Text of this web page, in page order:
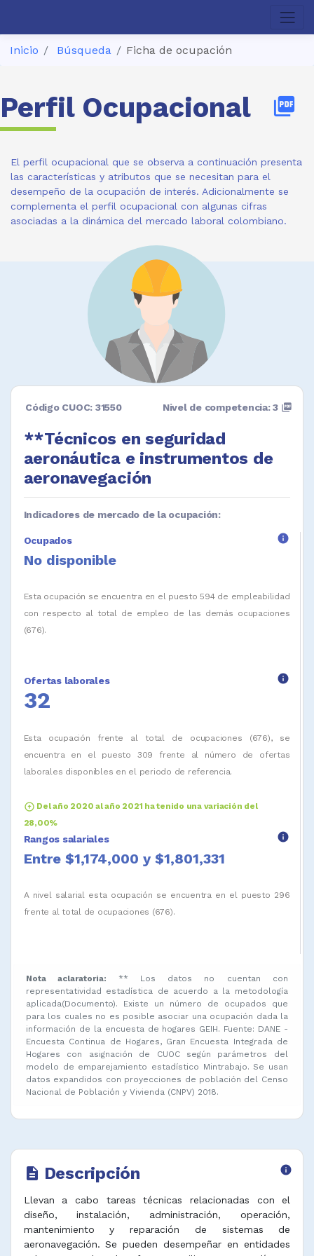
Inicio Búsqueda Ficha de ocupación
Perfil Ocupacional picture_as_pdf
El perfil ocupacional que se observa a continuación presenta
las características y atributos que se necesitan para el
desempeño de la ocupación de interés. Adicionalmente se
complementa el perfil ocupacional con algunas cifras
asociadas a la dinámica del mercado laboral colombiano.
Código CUOC: 31550
**Técnicos en seguridad
aeronáutica e instrumentos de
aeronavegación
Nivel de competencia: 3 picture_as_pdf
Indicadores de mercado de la ocupación:
Ocupados info
No disponible
Esta ocupación se encuentra en el puesto 594 de empleabilidad
con respecto al total de empleo de las demás ocupaciones
(676).
Ofertas laborales info
32
Esta ocupación frente al total de ocupaciones (676), se
encuentra en el puesto 309 frente al número de ofertas
laborales disponibles en el periodo de referencia.
arrow_circle_up Del año 2020 al año 2021 ha tenido una variación del
28,00%
Rangos salariales info
Entre $1,174,000 y $1,801,331
A nivel salarial esta ocupación se encuentra en el puesto 296
frente al total de ocupaciones (676).
Nota aclaratoria:
** Los datos no cuentan con
representatividad estadística de acuerdo a la metodología
aplicada(Documento). Existe un número de ocupados que
para los cuales no es posible asociar una ocupación dada la
información de la encuesta de hogares GEIH. Fuente: DANE -
Encuesta Continua de Hogares, Gran Encuesta Integrada de
Hogares con asignación de CUOC según parámetros del
modelo de emparejamiento estadístico Mintrabajo. Se usan
datos expandidos con proyecciones de población del Censo
Nacional de Población y Vivienda (CNPV) 2018.
description Descripción info
Llevan a cabo tareas técnicas relacionadas con el
diseño, instalación, administración, operación,
mantenimiento y reparación de sistemas de
aeronavegación. Se pueden desempeñar en entidades